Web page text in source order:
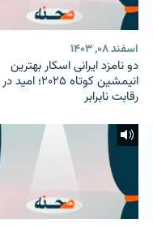
اسفند ۰۸, ۱۴۰۳
دو نامزد ایرانی اسکار بهترین
انیمشین کوتاه ۲۰۲۵؛
رقابت نابرابر